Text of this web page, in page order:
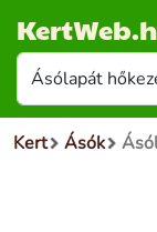
Kert Ásók